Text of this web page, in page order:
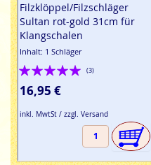
Filzklöppel/Filzschläger
Sultan rot-gold 31cm für
Klangschalen
Inhalt: 1 Schläger
Bewertung:
100%
(3)
16,95 €
inkl. MwtSt / zzgl. Versand